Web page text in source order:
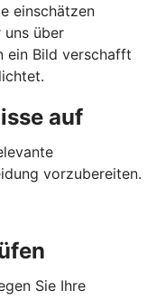
einschätzen
uns über
ein Bild verschafft
auf
vorzubereiten.
Sie Ihre